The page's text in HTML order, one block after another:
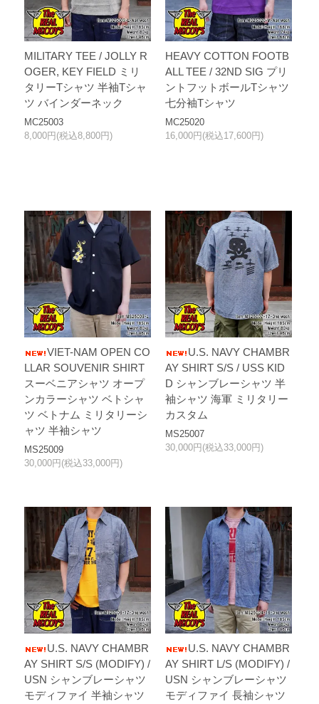
MILITARY TEE / JOLLY R
OGER, KEY FIELD ミリ
タリーTシャツ 半袖Tシャ
ツ バインダーネック
MC25003
8,000円(税込8,800円)
HEAVY COTTON FOOTB
ALL TEE / 32ND SIG プリ
ントフットボールTシャツ
七分袖Tシャツ
MC25020
16,000円(税込17,600円)
VIET-NAM OPEN CO
LLAR SOUVENIR SHIRT
スーベニアシャツ オープ
ンカラーシャツ ベトシャ
ツ ベトナム ミリタリーシ
ャツ 半袖シャツ
MS25009
30,000円(税込33,000円)
U.S. NAVY CHAMBR
AY SHIRT S/S / USS KID
D シャンブレーシャツ 半
袖シャツ 海軍 ミリタリー
カスタム
MS25007
30,000円(税込33,000円)
U.S. NAVY CHAMBR
AY SHIRT S/S (MODIFY) /
USN シャンブレーシャツ
モディファイ 半袖シャツ
U.S. NAVY CHAMBR
AY SHIRT L/S (MODIFY) /
USN シャンブレーシャツ
モディファイ 長袖シャツ